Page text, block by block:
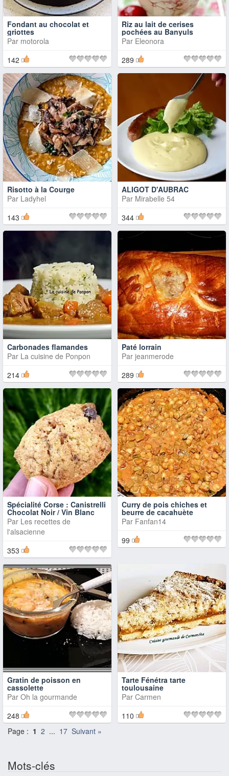
Fondant au chocolat et
griottes
Par motorola
142
Riz au lait de cerises
pochées au Banyuls
Par Eleonora
289
Risotto à la Courge
Par Ladyhel
143
ALIGOT D'AUBRAC
Par Mirabelle 54
344
Carbonades flamandes
Par La cuisine de Ponpon
214
Paté lorrain
Par jeanmerode
289
Spécialité Corse : Canistrelli
Chocolat Noir / Vin Blanc
Par Les recettes de
l'alsacienne
353
Curry de pois chiches et
beurre de cacahuète
Par Fanfan14
99
Gratin de poisson en
cassolette
Par Oh la gourmande
248
Tarte Fénétra tarte
toulousaine
Par Carmen
110
Page : 1 2 ... 17 Suivant »
Mots-clés